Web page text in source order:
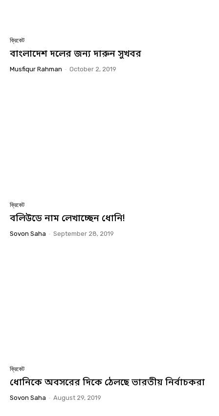
ক্রিকেট
বাংলাদেশ দলের জন্য দারুন সুখবর
Musfiqur Rahman - October 2, 2019
ক্রিকেট
বলিউডে নাম লেখাচ্ছেন ধোনি!
Sovon Saha - September 28, 2019
ক্রিকেট
ধোনিকে অবসরের দিকে ঠেলছে ভারতীয় নির্বাচকরা
Sovon Saha - August 29, 2019